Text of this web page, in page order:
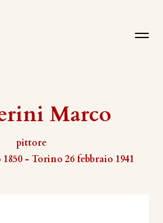
Marco
pittore
- Torino 26 febbraio 1941